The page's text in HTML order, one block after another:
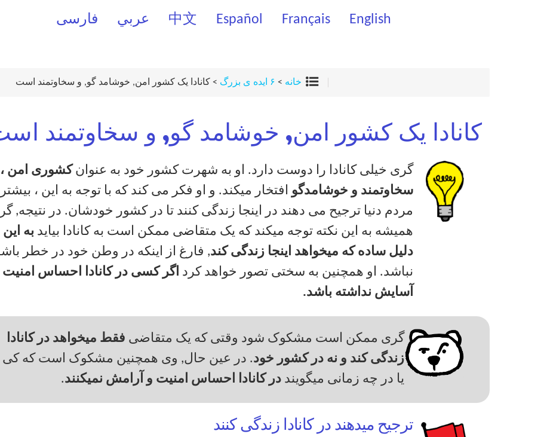
English
Français
Español
中文 عربي فارسی
خانه > ۶ ایده ی بزرگ > کانادا یک کشور امن, خوشامد گو, و سخاوتمند است
کانادا یک کشور امن, خوشامد گو, و سخاوتمند
گری خیلی کانادا را دوست دارد. او به شهرت کشور خود به عنوان کشوری امن ،
سخاوتمند و خوشامدگو افتخار میکند. و او فکر می کند که با توجه به این ، بیشتر
مردم دنیا ترجیح می دهند در اینجا زندگی کنند تا در کشور خودشان. در نتیجه,
همیشه به این نکته توجه میکند که یک متقاضی ممکن است به کانادا بیاید به این
دلیل ساده که میخواهد اینجا زندگی کند, فارغ از اینکه در وطن خود در خطر
نباشد. او همچنین به سختی تصور خواهد کرد
اگر کسی در کانادا احساس امنیت
آسایش نداشته باشد.
گری ممکن است مشکوک شود وقتی که یک متقاضی فقط میخواهد در کانادا
زندگی کند و نه در کشور خود. در عین حال, وی همچنین مشکوک است که کی
یا در چه زمانی میگویند در کانادا احساس امنیت و آرامش نمیکنند.
ترجیح میدهند در کانادا زندگی کنند